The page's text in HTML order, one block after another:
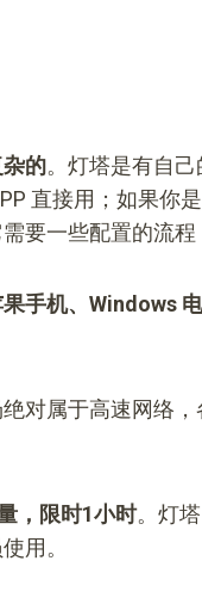
的。灯塔是有自
直接用；如果你
要一些配置的流
手机、Windows
对属于高速网络
，限时1小时。灯
用。